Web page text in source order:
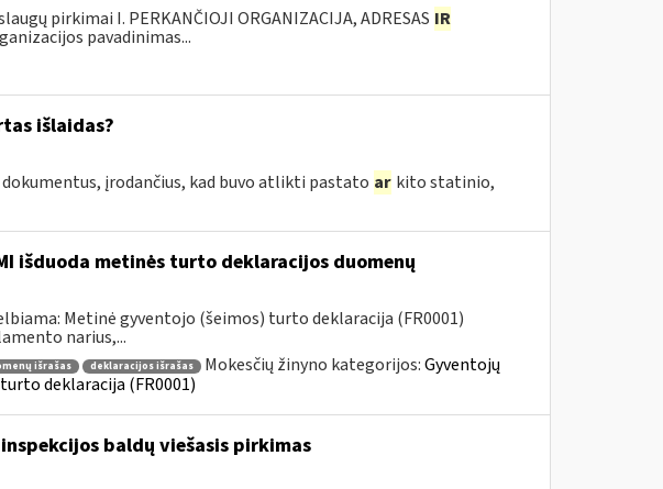
pirkimai I. PERKANČIOJI ORGANIZACIJA, ADRESAS IR
pavadinimas...
išlaidas?
įrodančius, kad buvo atlikti pastato ar kito statinio,
išduoda metinės turto deklaracijos duomenų
Metinė gyventojo (šeimos) turto deklaracija (FR0001)
narius,...
išrašas deklaracijos išrašas Mokesčių žinyno kategorijos:Gyventojų
deklaracija (FR0001)
inspekcijos baldų viešasis pirkimas